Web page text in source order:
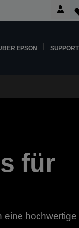
EPSON SUPPORT
für
eine hochwertige